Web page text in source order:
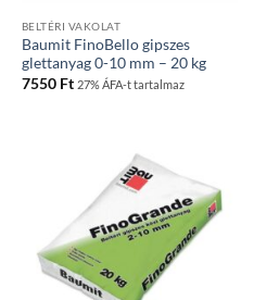
BELTÉRI VAKOLAT
Baumit FinoBello gipszes
glettanyag 0-10 mm – 20 kg
7550 Ft 27% ÁFA-t tartalmaz